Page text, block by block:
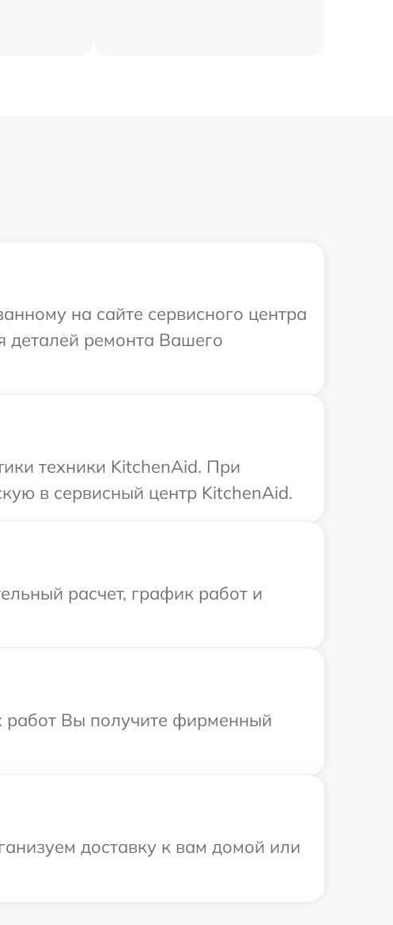
на сайте сервисного центра
деталей ремонта Вашего
техники KitchenAid. При
в сервисный центр KitchenAid.
расчет, график работ и
работ Вы получите фирменный
доставку к вам домой или